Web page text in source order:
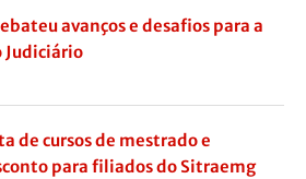
avanços e desafios para a
Judiciário
de cursos de mestrado e
para filiados do Sitraemg